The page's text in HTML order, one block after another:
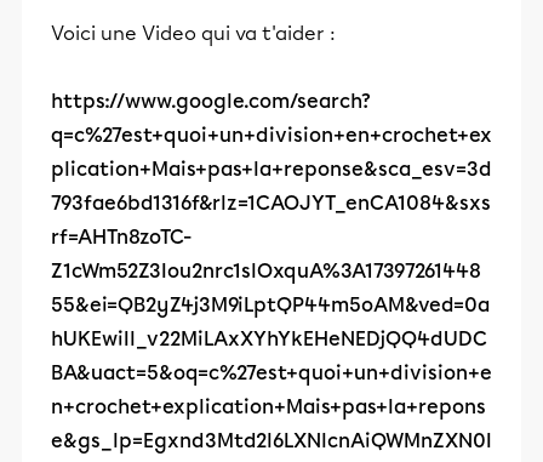
Voici une Video qui va t'aider :
https://www.google.com/search?
q=c%27est+quoi+un+division+en+crochet+ex
plication+Mais+pas+la+reponse&sca_esv=3d
793fae6bd1316f&rlz=1CAOJYT_enCA1084&sxs
rf=AHTn8zoTC-
Z1cWm52Z3Iou2nrc1slOxquA%3A17397261448
55&ei=QB2yZ4j3M9iLptQP44m5oAM&ved=0a
hUKEwiIl_v22MiLAxXYhYkEHeNEDjQQ4dUDC
BA&uact=5&oq=c%27est+quoi+un+division+e
n+crochet+explication+Mais+pas+la+repons
e&gs_lp=Egxnd3Mtd2l6LXNlcnAiQWMnZXN0I